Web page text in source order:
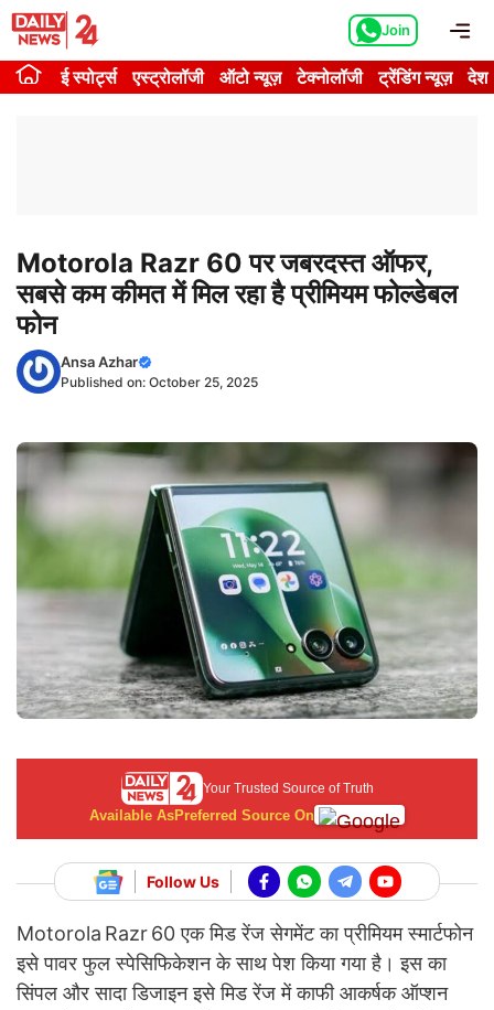
Skip
content
Join
ई स्पोर्ट्स एस्ट्रोलॉजी ऑटो न्यूज़ टेक्नोलॉजी ट्रेंडिंग न्यूज़ देश
Motorola Razr 60 पर जबरदस्त ऑफर,
सबसे कम कीमत में मिल रहा है प्रीमियम फोल्डेबल
फोन
Ansa Azhar
Published on: October 25, 2025
Your Trusted Source of Truth
Available AsPreferred Source On
Follow Us
Motorola Razr 60 एक मिड रेंज सेगमेंट का प्रीमियम स्मार्टफोन
इसे पावर फुल स्पेसिफिकेशन के साथ पेश किया गया है। इस का
सिंपल और सादा डिजाइन इसे मिड रेंज में काफी आकर्षक ऑप्शन